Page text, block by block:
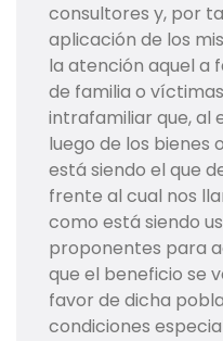
consultores y, por
aplicación de los
la atención aquel a
de familia o
intrafamiliar que, al
luego de los bienes
está siendo el que
frente al cual nos
como está siendo
proponentes para
que el beneficio se
favor de dicha
condiciones